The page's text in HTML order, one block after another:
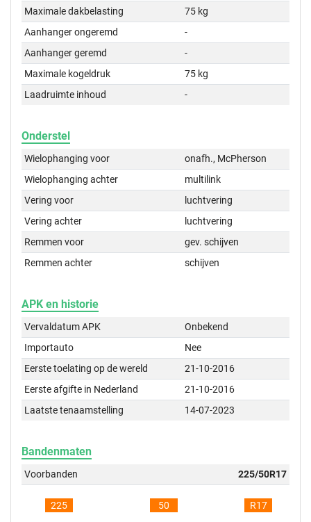
Maximale dakbelasting
75 kg
Aanhanger ongeremd
-
Aanhanger geremd
-
Maximale kogeldruk
75 kg
Laadruimte inhoud
-
Onderstel
Wielophanging voor
onafh., McPherson
Wielophanging achter
multilink
Vering voor
luchtvering
Vering achter
luchtvering
Remmen voor
gev. schijven
Remmen achter
schijven
APK en historie
Vervaldatum APK
Onbekend
Importauto
Nee
Eerste toelating op de wereld
21-10-2016
Eerste afgifte in Nederland
21-10-2016
Laatste tenaamstelling
14-07-2023
Bandenmaten
Voorbanden 225/50R17
225 50 R17